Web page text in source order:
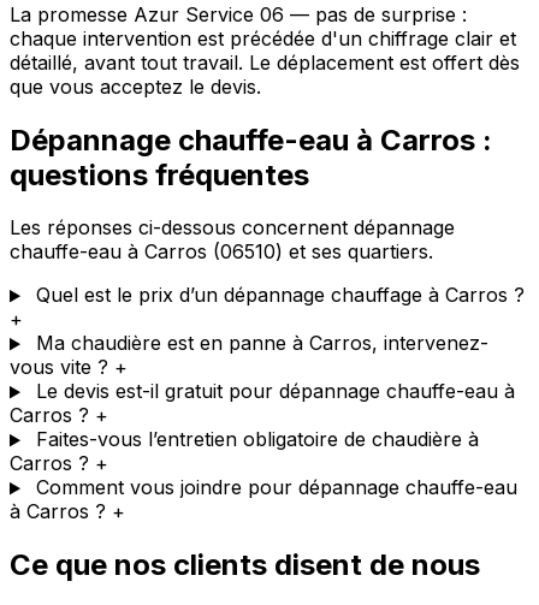
La promesse Azur Service 06 — pas de surprise :
chaque intervention est précédée d'un chiffrage clair et
détaillé, avant tout travail. Le déplacement est offert dès
que vous acceptez le devis.
Dépannage chauffe-eau à Carros :
questions fréquentes
Les réponses ci-dessous concernent dépannage
chauffe-eau à Carros (06510) et ses quartiers.
Quel est le prix d’un dépannage chauffage à Carros ?
+
Ma chaudière est en panne à Carros, intervenez-
vous vite ? +
Le devis est-il gratuit pour dépannage chauffe-eau à
Carros ? +
Faites-vous l’entretien obligatoire de chaudière à
Carros ? +
Comment vous joindre pour dépannage chauffe-eau
à Carros ? +
Ce que nos clients disent de nous